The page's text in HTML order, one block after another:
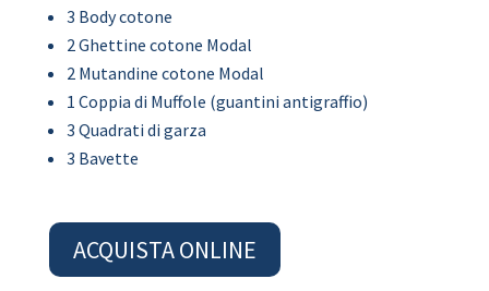
3 Body cotone
2 Ghettine cotone Modal
2 Mutandine cotone Modal
1 Coppia di Muffole (guantini antigraffio)
3 Quadrati di garza
3 Bavette
ACQUISTA ONLINE